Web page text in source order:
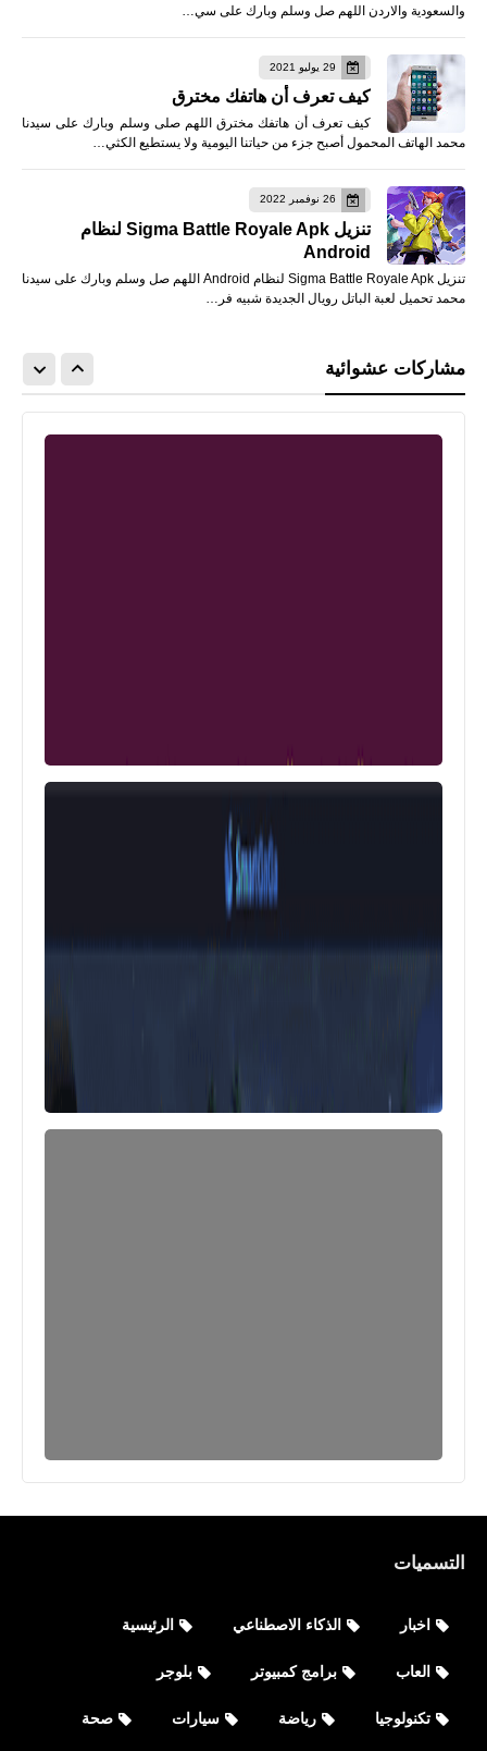
والسعودية والاردن اللهم صل وسلم وبارك على سي…
29 يوليو 2021
كيف تعرف أن هاتفك مخترق
كيف تعرف أن هاتفك مخترق اللهم صلى وسلم وبارك على سيدنا
محمد الهاتف المحمول أصبح جزء من حياتنا اليومية ولا يستطيع الكثي…
26 نوفمبر 2022
تنزيل Sigma Battle Royale Apk لنظام
Android
تنزيل Sigma Battle Royale Apk لنظام Android اللهم صل وسلم وبارك على سيدنا
محمد تحميل لعبة الباتل رويال الجديدة شبيه فر…
مشاركات عشوائية
التسميات
اخبار الذكاء الاصطناعي الرئيسية
العاب برامج كمبيوتر بلوجر
تكنولوجيا رياضة سيارات صحة